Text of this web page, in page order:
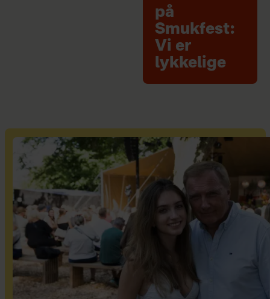
på
Smukfest:
Vi er
lykkelige